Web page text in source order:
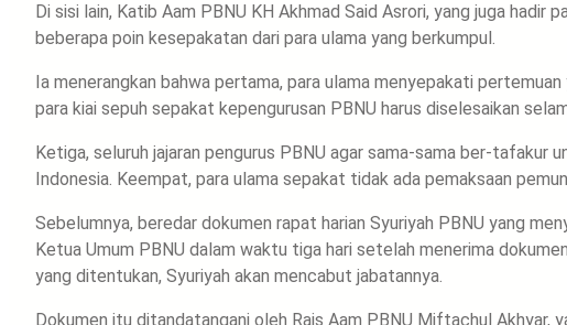
Di sisi lain, Katib Aam PBNU KH Akhmad Said Asrori, yang juga hadir
beberapa poin kesepakatan dari para ulama yang berkumpul.
Ia menerangkan bahwa pertama, para ulama menyepakati
para kiai sepuh sepakat kepengurusan PBNU harus diselesaikan
Ketiga, seluruh jajaran pengurus PBNU agar sama-sama ber-tafakur
Indonesia. Keempat, para ulama sepakat tidak ada pemaksaan
Sebelumnya, beredar dokumen rapat harian Syuriyah PBNU yang
Ketua Umum PBNU dalam waktu tiga hari setelah menerima
yang ditentukan, Syuriyah akan mencabut jabatannya.
Dokumen itu ditandatangani oleh Rais Aam PBNU Miftachul Akhyar,